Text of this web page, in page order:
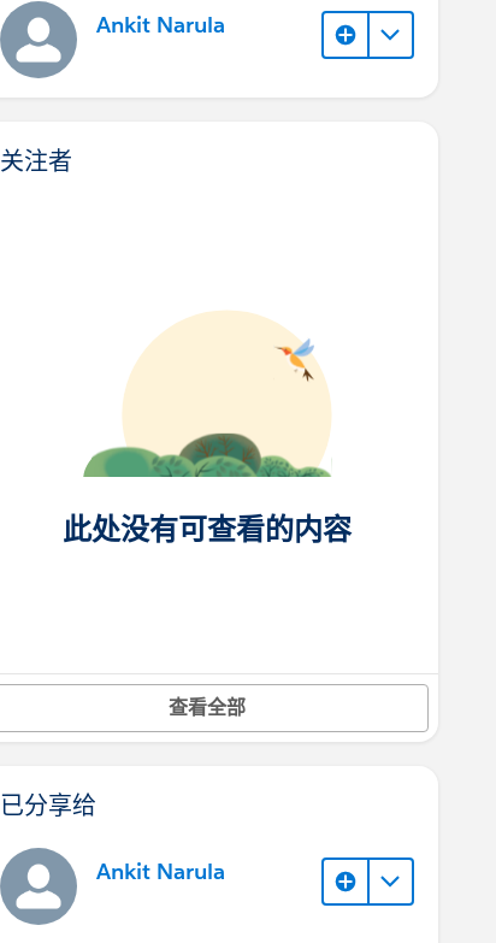
Ankit Narula
关注者
此处没有可查看的内容
查看全部
已分享给
Ankit Narula